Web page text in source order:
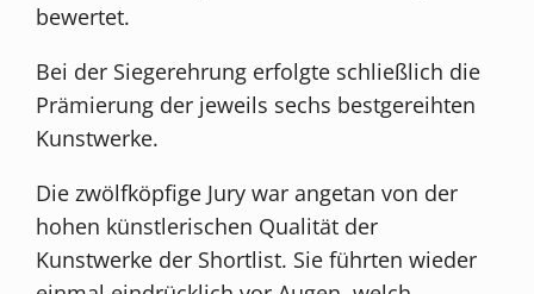
bewertet.
Bei der Siegerehrung erfolgte schließlich die
Prämierung der jeweils sechs bestgereihten
Kunstwerke.
Die zwölfköpfige Jury war angetan von der
hohen künstlerischen Qualität der
Kunstwerke der Shortlist. Sie führten wieder